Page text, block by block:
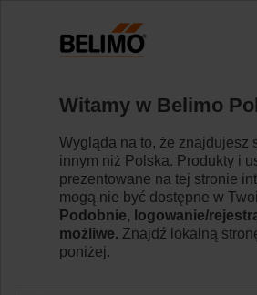
SM24A-SR
Dowiedz się
Witamy w Belimo
Wygląda na to, że znajdujesz
innym niż Polska. Produkty i
prezentowane na tej stronie
mogą nie być dostępne w
Podobnie, logowanie/
możliwe. Znajdź lokalną
poniżej.